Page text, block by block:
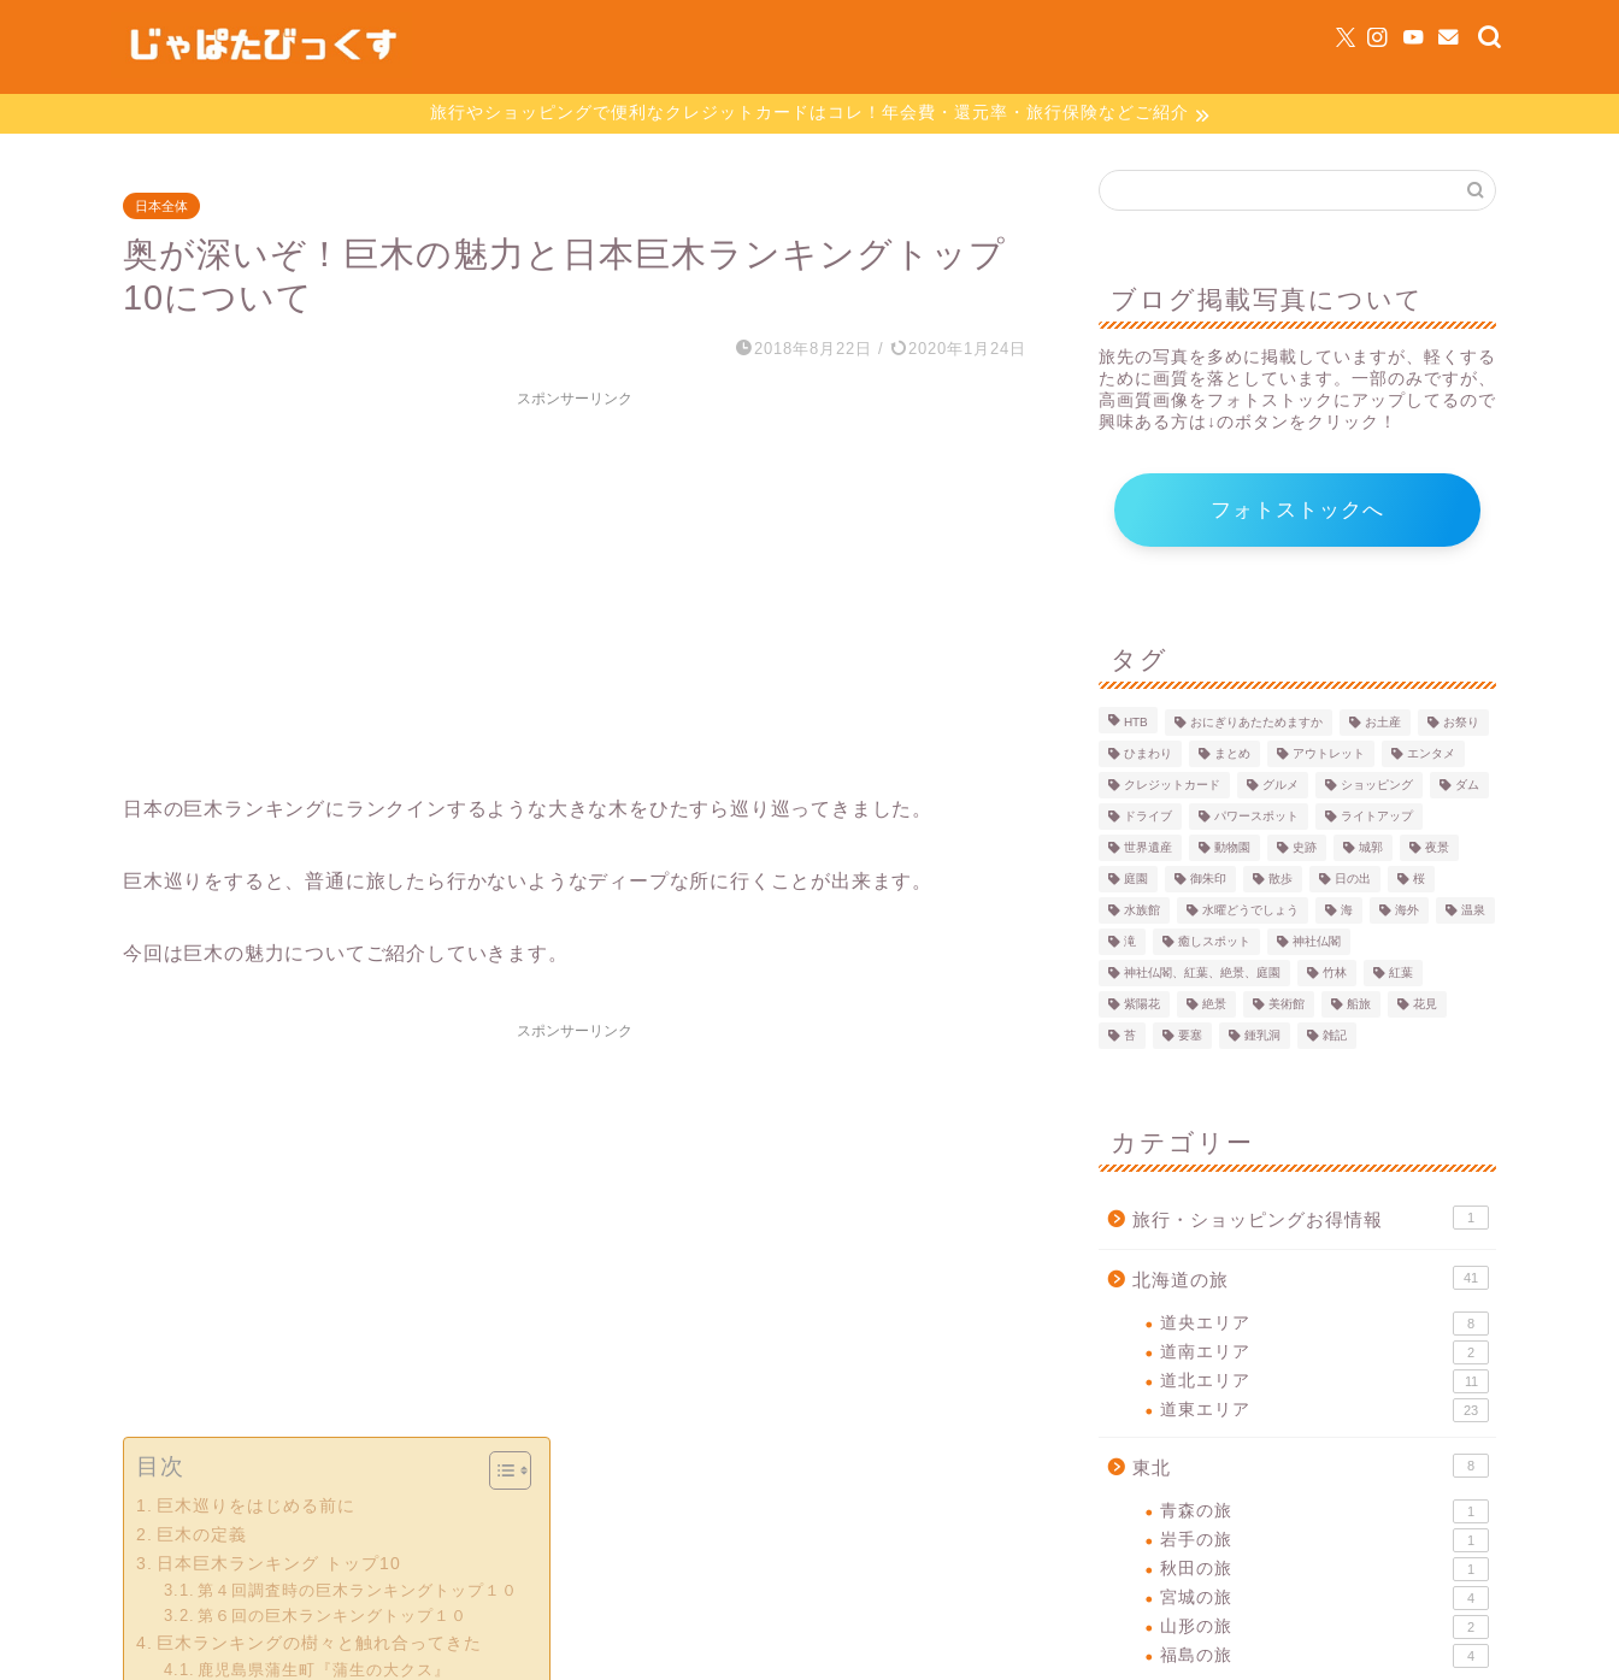
旅行やショッピングで便利なクレジットカードはコレ！年会費・還元率・旅行保険などご紹介
日本全体
奥が深いぞ！巨木の魅力と日本巨木ランキングトップ
10について
2018年8月22日 / 2020年1月24日
スポンサーリンク
日本の巨木ランキングにランクインするような大きな木をひたすら巡り巡ってきました。
巨木巡りをすると、普通に旅したら行かないようなディープな所に行くことが出来ます。
今回は巨木の魅力についてご紹介していきます。
スポンサーリンク
目次
巨木巡りをはじめる前に
巨木の定義
日本巨木ランキング トップ10
第４回調査時の巨木ランキングトップ１０
第６回の巨木ランキングトップ１０
巨木ランキングの樹々と触れ合ってきた
鹿児島県蒲生町『蒲生の大クス』
ブログ掲載写真について
旅先の写真を多めに掲載していますが、軽くする
ために画質を落としています。一部のみですが、
高画質画像をフォトストックにアップしてるので
興味ある方は↓のボタンをクリック！
フォトストックへ
タグ
HTB おにぎりあたためますか お土産 お祭り
ひまわり まとめ アウトレット エンタメ
クレジットカード グルメ ショッピング ダム
ドライブ パワースポット ライトアップ
世界遺産 動物園 史跡 城郭 夜景
庭園 御朱印 散歩 日の出 桜
水族館 水曜どうでしょう 海 海外 温泉
滝 癒しスポット 神社仏閣
神社仏閣、紅葉、絶景、庭園 竹林 紅葉
紫陽花 絶景 美術館 船旅 花見
苔 要塞 鍾乳洞 雑記
カテゴリー
旅行・ショッピングお得情報 1
北海道の旅 41
道央エリア 8
道南エリア 2
道北エリア 11
道東エリア 23
東北 8
青森の旅 1
岩手の旅 1
秋田の旅 1
宮城の旅 4
山形の旅 2
福島の旅 4